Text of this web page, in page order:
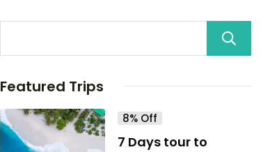
Featured Trips
8% Off
7 Days tour to